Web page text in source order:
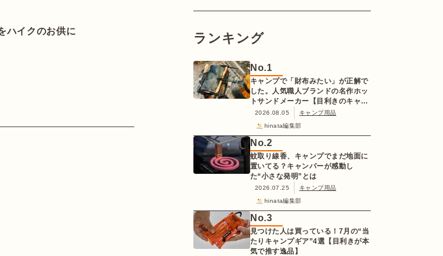
ハイクのお供に ランキング
No.1
キャンプで「財布みたい」が正解で
した。人気職人ブランドの名作ホッ
トサンドメーカー【目利きのキャン
プギア】
2026.08.05
キャンプ用品
hinata編集部
No.2
蚊取り線香、キャンプでまだ地面に
置いてる？キャンパーが感動し
た“小さな発明”とは
2026.07.25
キャンプ用品
hinata編集部
No.3
見つけた人は買っている！7月の“当
たりキャンプギア”4選【目利きが本
気で推す逸品】